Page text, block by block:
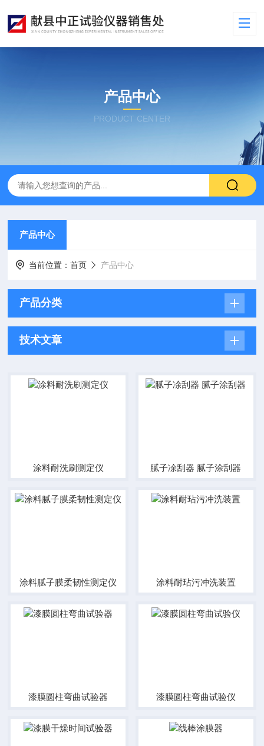
产品中心
PRODUCT CENTER
产品中心
当前位置：首页 产品中心
产品分类
技术文章
涂料耐洗刷测定仪 腻子凃刮器 腻子涂刮器
涂料腻子膜柔韧性测定仪 涂料耐玷污冲洗装置
漆膜圆柱弯曲试验器 漆膜圆柱弯曲试验仪